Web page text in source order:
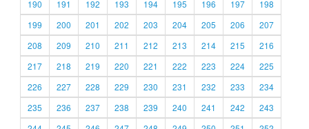
190
191 192 193 194 195 196 197
198
199
200 201 202 203 204 205 206
207
208
209 210 211 212 213 214 215
216
217
218 219 220 221 222 223 224
225
226
227 228 229 230 231 232 233
234
235
236 237 238 239 240 241 242
243